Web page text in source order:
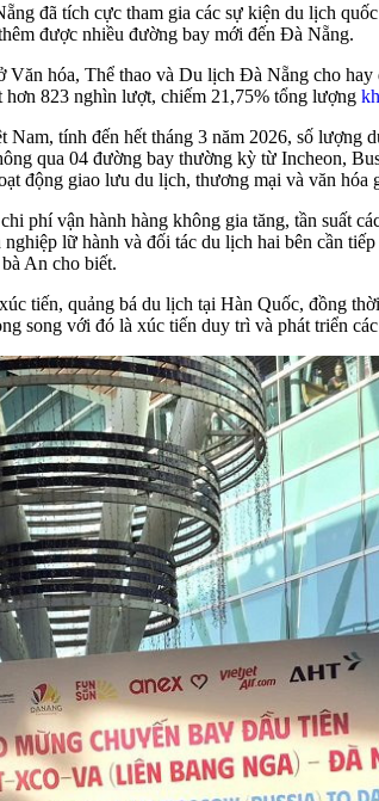
đã tích cực tham gia các sự kiện du lịch
được nhiều đường bay mới đến Đà Nẵng.
hóa, Thể thao và Du lịch Đà Nẵng cho
823 nghìn lượt, chiếm 21,75% tổng lượng
tính đến hết tháng 3 năm 2026, số lượng
qua 04 đường bay thường kỳ từ Incheon,
động giao lưu du lịch, thương mại và văn hóa
phí vận hành hàng không gia tăng, tần suất
lữ hành và đối tác du lịch hai bên cần
An cho biết.
tiến, quảng bá du lịch tại Hàn Quốc, đồng
song với đó là xúc tiến duy trì và phát triển